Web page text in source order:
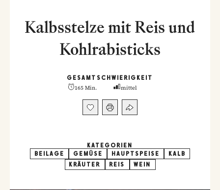
Kalbsstelze mit Reis und
Kohlrabisticks
GESAMT
165 Min.
SCHWIERIGKEIT
mittel
KATEGORIEN
BEILAGE
GEMÜSE HAUPTSPEISE
KALB
KRÄUTER
REIS WEIN